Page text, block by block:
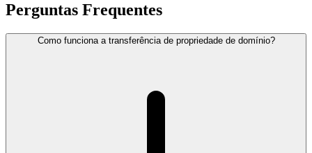
Perguntas Frequentes
Como funciona a transferência de propriedade de domínio?